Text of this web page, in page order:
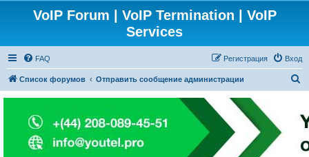
VoIP Forum | VoIP Termination | VoIP
Services
FAQ Вход
Регистрация
Список форумов Отправить сообщение администрации
с
к